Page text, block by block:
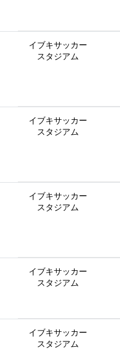
イブキサッカー
スタジアム
イブキサッカー
スタジアム
イブキサッカー
スタジアム
イブキサッカー
スタジアム
イブキサッカー
スタジアム